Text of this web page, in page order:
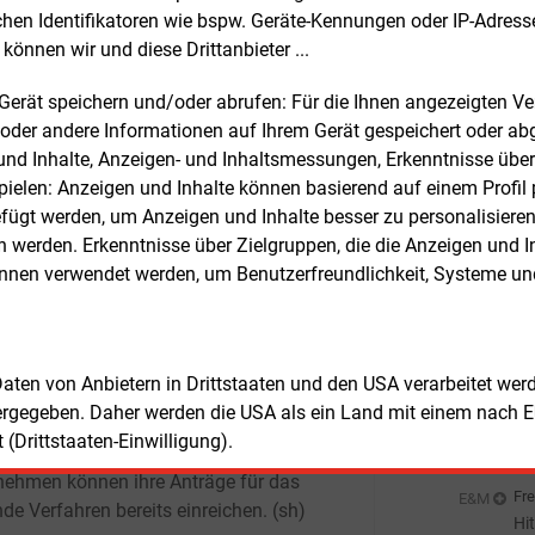
Identifikatoren wie bspw. Geräte-Kennungen oder IP-
wir und diese Drittanbieter ...
speichern und/oder abrufen: Für die Ihnen angezeigten
andere Informationen auf Ihrem Gerät gespeichert oder
Inhalte, Anzeigen- und Inhaltsmessungen, Erkenntnisse
Anzeigen und Inhalte können basierend auf einem Profil
werden, um Anzeigen und Inhalte besser zu
werden. Erkenntnisse über Zielgruppen, die die Anzeigen und
verwendet werden, um Benutzerfreundlichkeit, Systeme
von Anbietern in Drittstaaten und den USA verarbeitet
Daher werden die USA als ein Land mit einem nach
(Drittstaaten-Einwilligung).
kündigte zudem an, die
für die
Diese geplanten
sollen erneut der Europäischen
zur beihilferechtlichen
vorgelegt werden. Ziel ist es
der Bundesregierung, die nun
Verbesserungen dauerhaft zu
bürokratische Anforderungen zu
Abwicklung des Förderverfahrens ist
Emissionshandelsstelle (DEHSt)
zuständig.
können ihre Anträge für das
Verfahren bereits einreichen. (sh)
E&M
E&M
E&M